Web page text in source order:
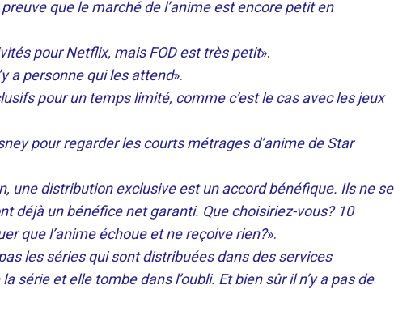
que le marché de l’anime est encore petit en
pour Netflix, mais FOD est très petit».
a personne qui les attend».
pour un temps limité, comme c’est le cas avec les jeux
pour regarder les courts métrages d’anime de Star
une distribution exclusive est un accord bénéfique. Ils ne se
déjà un bénéfice net garanti. Que choisiriez-vous? 10
que l’anime échoue et ne reçoive rien?».
les séries qui sont distribuées dans des services
série et elle tombe dans l’oubli. Et bien sûr il n’y a pas de